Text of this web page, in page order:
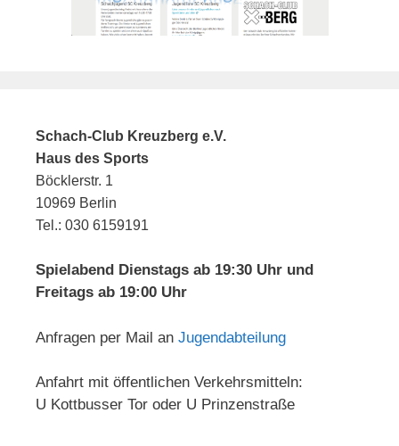
Schach-Club Kreuzberg e.V.
Haus des Sports
Böcklerstr. 1
10969 Berlin
Tel.: 030 6159191
Spielabend Dienstags ab 19:30 Uhr und
Freitags ab 19:00 Uhr
Anfragen per Mail an Jugendabteilung
Anfahrt mit öffentlichen Verkehrsmitteln:
U Kottbusser Tor oder U Prinzenstraße